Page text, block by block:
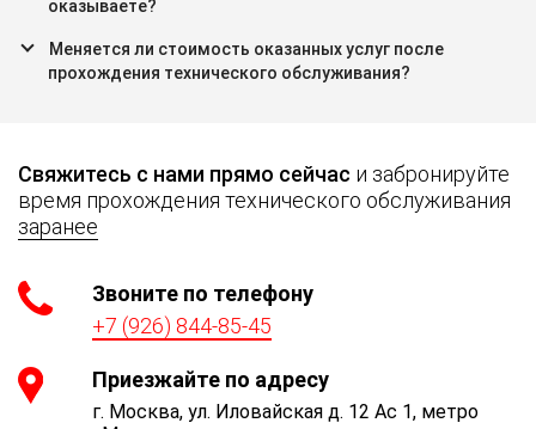
оказываете?
Меняется ли стоимость оказанных услуг после
прохождения технического обслуживания?
Свяжитесь с нами прямо сейчас и забронируйте
время прохождения технического обслуживания
заранее
Звоните по телефону
+7 (926) 844-85-45
Приезжайте по адресу
г. Москва, ул. Иловайская д. 12 Ас 1, метро